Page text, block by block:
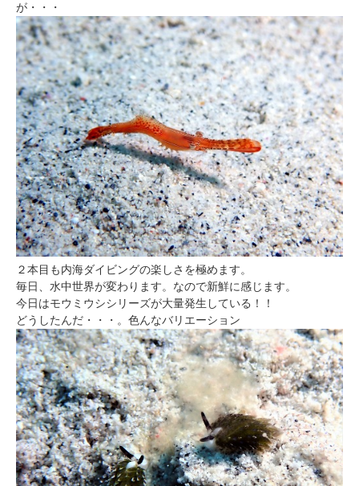
が・・・
２本目も内海ダイビングの楽しさを極めます。
毎日、水中世界が変わります。なので新鮮に感じます。
今日はモウミウシシリーズが大量発生している！！
どうしたんだ・・・。色んなバリエーション